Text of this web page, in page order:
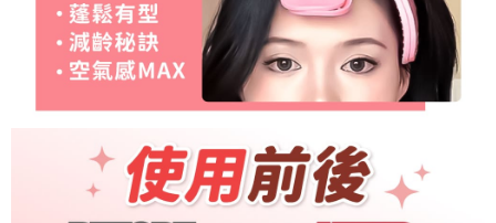
時審查核予不同之上限額度；若仍有額度不足之情形，本公司將視審查結果
請求用戶進行身份認證。
５．嚴禁一人註冊多個帳號或使用他人資訊註冊。若發現惡意使用之情形，
恩沛科技股份有限公司將有權停止該用戶之使用額度並採取法律行動。